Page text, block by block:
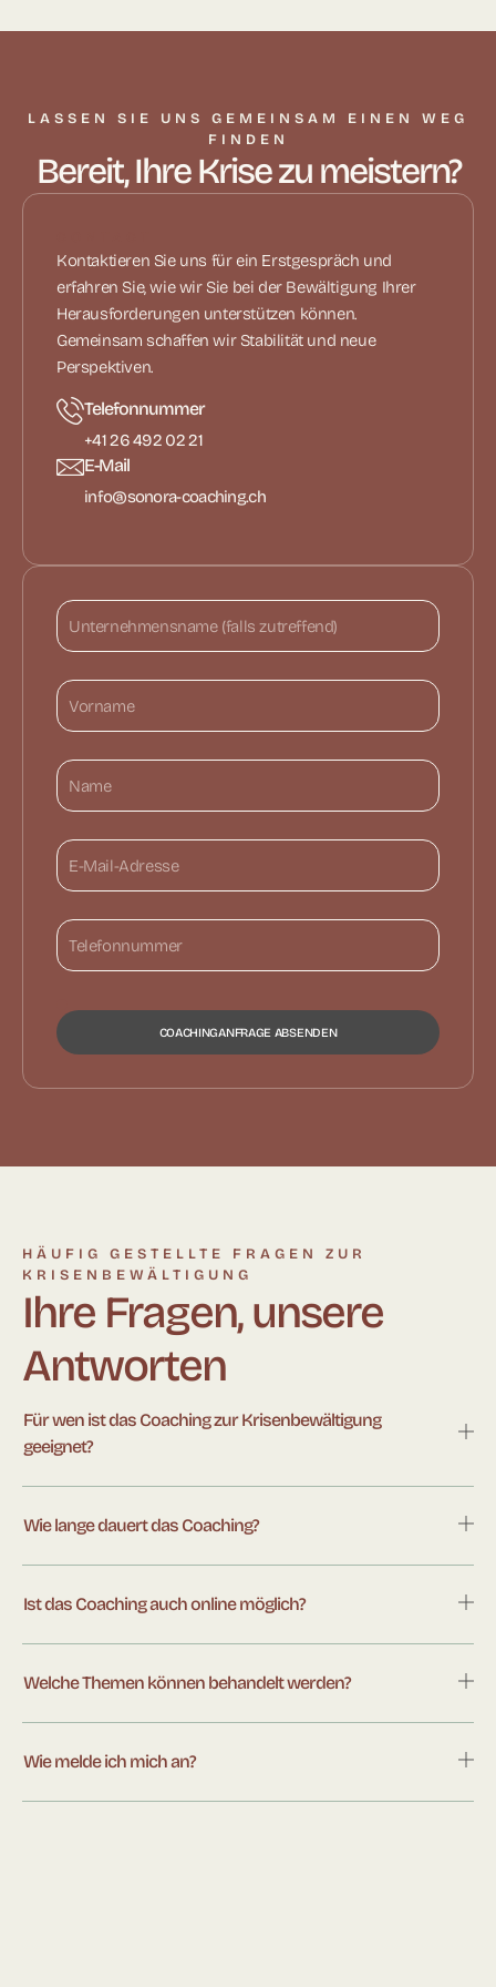
LASSEN SIE UNS GEMEINSAM EINEN WEG
FINDEN
Bereit, Ihre Krise zu meistern?
Kontaktieren Sie uns für ein Erstgespräch und
erfahren Sie, wie wir Sie bei der Bewältigung Ihrer
Herausforderungen unterstützen können.
Gemeinsam schaffen wir Stabilität und neue
Perspektiven.
Telefonnummer
+41 26 492 02 21
E-Mail
info@sonora-coaching.ch
COACHINGANFRAGE ABSENDEN
HÄUFIG GESTELLTE FRAGEN ZUR
KRISENBEWÄLTIGUNG
Ihre Fragen, unsere
Antworten
Für wen ist das Coaching zur Krisenbewältigung
geeignet?
Wie lange dauert das Coaching?
Ist das Coaching auch online möglich?
Welche Themen können behandelt werden?
Wie melde ich mich an?